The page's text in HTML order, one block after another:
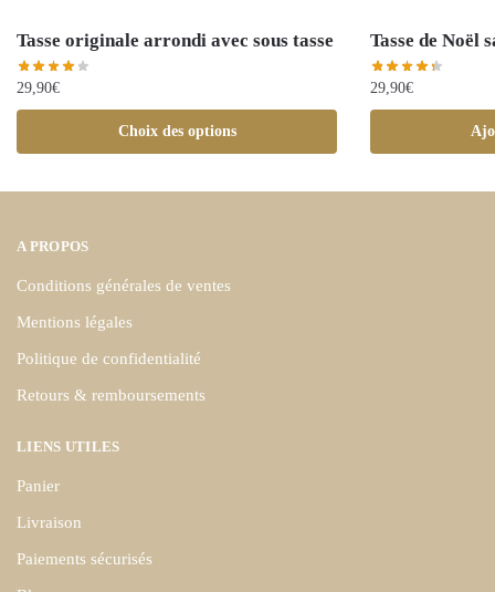
Tasse originale arrondi avec sous tasse
29,90€
Choix des options
Tasse de Noël
29,90€
A PROPOS
Conditions générales de ventes
Mentions légales
Politique de confidentialité
Retours & remboursements
LIENS UTILES
Panier
Livraison
Paiements sécurisés